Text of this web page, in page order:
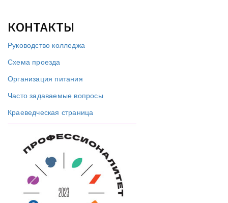
КОНТАКТЫ
Руководство колледжа
Схема проезда
Организация питания
Часто задаваемые вопросы
Краеведческая страница